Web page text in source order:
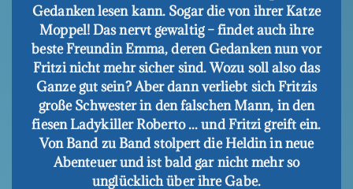
Gedanken lesen kann. Sogar die von ihrer Katze
Moppel! Das nervt gewaltig – findet auch ihre
beste Freundin Emma, deren Gedanken nun vor
Fritzi nicht mehr sicher sind. Wozu soll also das
Ganze gut sein? Aber dann verliebt sich Fritzis
große Schwester in den falschen Mann, in den
fiesen Ladykiller Roberto ... und Fritzi greift ein.
Von Band zu Band stolpert die Heldin in neue
Abenteuer und ist bald gar nicht mehr so
unglücklich über ihre Gabe.